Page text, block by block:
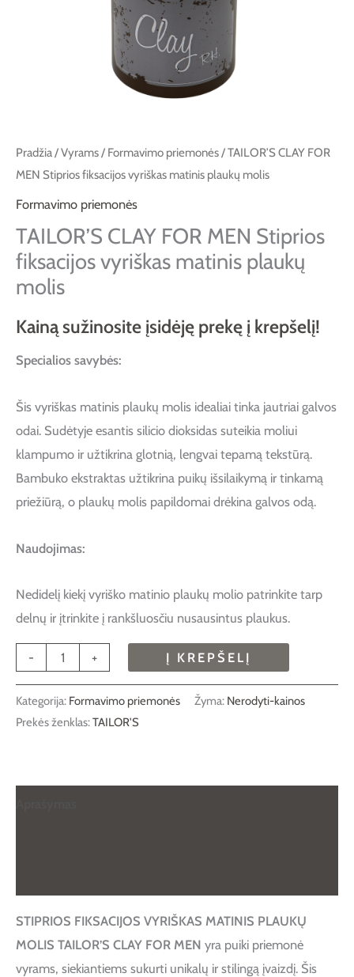
Pradžia/Vyrams/ Formavimo priemonės/ TAILOR’S CLAY FOR
MEN Stiprios fiksacijos vyriškas matinis plaukų molis
Formavimo priemonės
TAILOR’S CLAY FOR MEN Stiprios
fiksacijos vyriškas matinis plaukų
molis
Kainą sužinosite įsidėję prekę į krepšelį!
Specialios savybės:
Šis vyriškas matinis plaukų molis idealiai tinka jautriai galvos
odai. Sudėtyje esantis silicio dioksidas suteikia moliui
klampumo ir užtikrina glotnią, lengvai tepamą tekstūrą.
Bambuko ekstraktas užtikrina puikų išsilaikymą ir tinkamą
priežiūrą, o plaukų molis papildomai drėkina galvos odą.
Naudojimas:
Nedidelį kiekį vyriško matinio plaukų molio patrinkite tarp
delnų ir įtrinkite į rankšluosčiu nusausintus plaukus.
- + Į KREPŠELĮ
Kategorija: Formavimo priemonės Žyma: Nerodyti-kainos
Prekės ženklas:TAILOR'S
STIPRIOS FIKSACIJOS VYRIŠKAS MATINIS PLAUKŲ
MOLIS TAILOR’S CLAY FOR MEN yra puiki priemonė
vyrams, siekiantiems sukurti unikalų ir stilingą įvaizdį. Šis